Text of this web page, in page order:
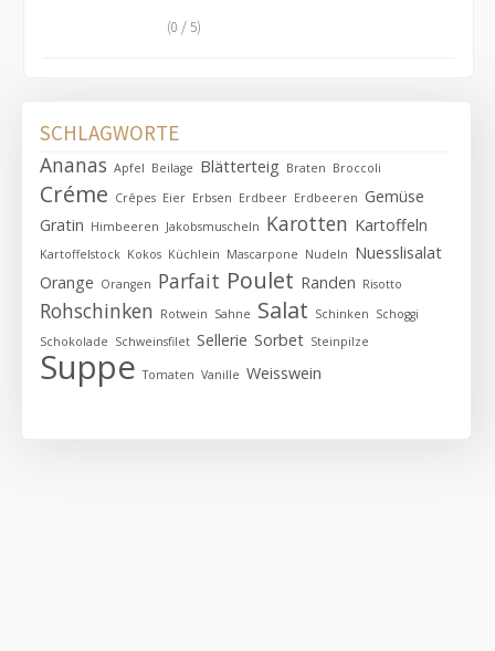
(0 / 5)
SCHLAGWORTE
Ananas Apfel Beilage Blätterteig Braten Broccoli
Créme Crêpes Eier Erbsen Erdbeer Erdbeeren Gemüse
Gratin Himbeeren Jakobsmuscheln Karotten Kartoffeln
Kartoffelstock Kokos Küchlein Mascarpone Nudeln Nuesslisalat
Orange Orangen Parfait Poulet Randen Risotto
Rohschinken Rotwein Sahne Salat Schinken Schoggi
Schokolade Schweinsfilet Sellerie Sorbet Steinpilze
Suppe Tomaten Vanille Weisswein